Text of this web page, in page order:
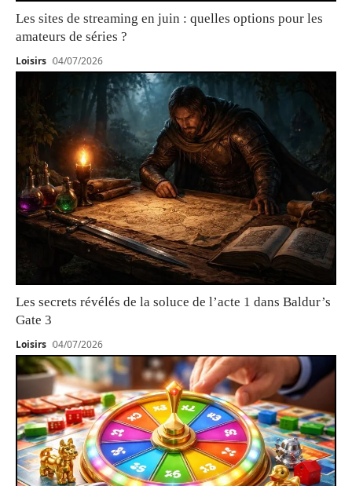
Les sites de streaming en juin : quelles options pour les
amateurs de séries ?
Loisirs 04/07/2026
Les secrets révélés de la soluce de l’acte 1 dans Baldur’s
Gate 3
Loisirs 04/07/2026